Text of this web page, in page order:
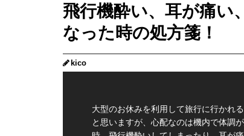
飛行機酔い、耳が痛い
なった時の処方箋！
kico
大型のお休みを利用して旅行に行かれ
と思いますが、心配なのは機内で体調